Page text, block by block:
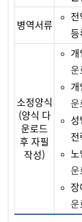
병역서류
전
등
소정양식
(양식 다
운로드
후 자필
작성)
개
운
개
운
성
전
운
장
운